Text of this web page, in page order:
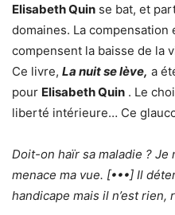
Elisabeth Quin se bat, et
domaines. La
compensent la baisse de la
Ce livre, La nuit se lève, a
pour Elisabeth Quin . Le
liberté intérieure… Ce
Doit-on haïr sa maladie ? Je
menace ma vue. [•••] Il
handicape mais il n’est rien,